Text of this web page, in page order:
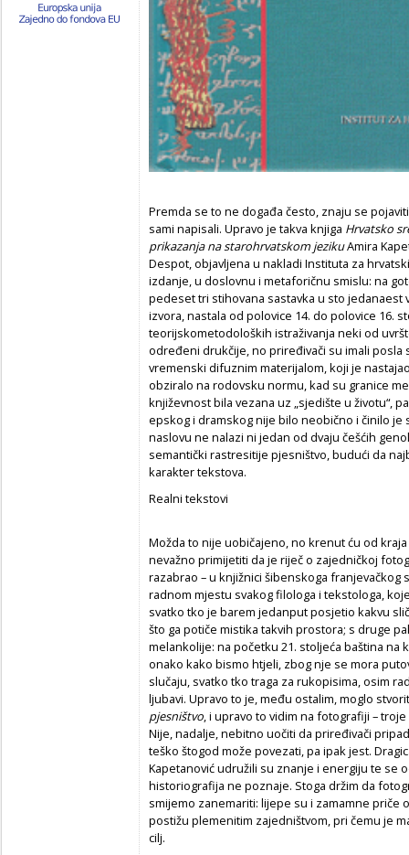
Premda se to ne događa često, znaju se
sami napisali. Upravo je takva knjiga Hrvatsko
prikazanja na starohrvatskom jezikuAmira
Despot, objavljena u nakladi Instituta za
izdanje, u doslovnu i metaforičnu smislu: na
pedeset tri stihovana sastavka u sto jedanaest
izvora, nastala od polovice 14. do polovice 16.
teorijskometodoloških istraživanja neki od
određeni drukčije, no priređivači su imali posla
vremenski difuznim materijalom, koji je
obziralo na rodovsku normu, kad su granice
književnost bila vezana uz „sjedište u životu“,
epskog i dramskog nije bilo neobično i činilo
naslovu ne nalazi ni jedan od dvaju češćih
semantički rastresitije pjesništvo, budući da
karakter tekstova.
Realni tekstovi
Možda to nije uobičajeno, no krenut ću od
nevažno primijetiti da je riječ o zajedničkoj
razabrao – u knjižnici šibenskoga franjevačkog
radnom mjestu svakog filologa i tekstologa,
svatko tko je barem jedanput posjetio kakvu
što ga potiče mistika takvih prostora; s druge
melankolije: na početku 21. stoljeća baština
onako kako bismo htjeli, zbog nje se mora
slučaju, svatko tko traga za rukopisima, osim
ljubavi. Upravo to je, među ostalim, moglo
pjesništvo, i upravo to vidim na fotografiji –
Nije, nadalje, nebitno uočiti da priređivači
teško štogod može povezati, pa ipak jest.
Kapetanović udružili su znanje i energiju te se
historiografija ne poznaje. Stoga držim da
smijemo zanemariti: lijepe su i zamamne
postižu plemenitim zajedništvom, pri čemu je
cilj.